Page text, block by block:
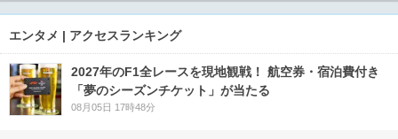
エンタメ | アクセスランキング
2027年のF1全レースを現地観戦！ 航空券・宿泊費付き
「夢のシーズンチケット」が当たる
08月05日 17時48分